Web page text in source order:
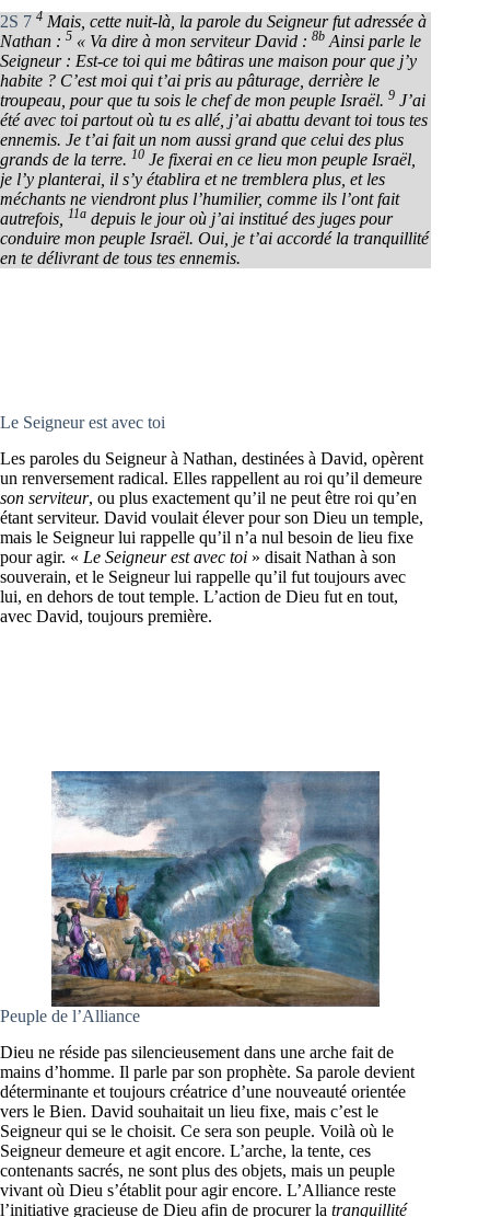
2S 7 4 Mais, cette nuit-là, la parole du Seigneur fut adressée à
Nathan : 5 « Va dire à mon serviteur David : 8b Ainsi parle le
Seigneur : Est-ce toi qui me bâtiras une maison pour que j’y
habite ? C’est moi qui t’ai pris au pâturage, derrière le
troupeau, pour que tu sois le chef de mon peuple Israël. 9 J’ai
été avec toi partout où tu es allé, j’ai abattu devant toi tous tes
ennemis. Je t’ai fait un nom aussi grand que celui des plus
grands de la terre. 10 Je fixerai en ce lieu mon peuple Israël,
je l’y planterai, il s’y établira et ne tremblera plus, et les
méchants ne viendront plus l’humilier, comme ils l’ont fait
autrefois, 11a depuis le jour où j’ai institué des juges pour
conduire mon peuple Israël. Oui, je t’ai accordé la tranquillité
en te délivrant de tous tes ennemis.
Le Seigneur est avec toi
Les paroles du Seigneur à Nathan, destinées à David, opèrent
un renversement radical. Elles rappellent au roi qu’il demeure
son serviteur, ou plus exactement qu’il ne peut être roi qu’en
étant serviteur. David voulait élever pour son Dieu un temple,
mais le Seigneur lui rappelle qu’il n’a nul besoin de lieu fixe
pour agir. « Le Seigneur est avec toi » disait Nathan à son
souverain, et le Seigneur lui rappelle qu’il fut toujours avec
lui, en dehors de tout temple. L’action de Dieu fut en tout,
avec David, toujours première.
Peuple de l’Alliance
Dieu ne réside pas silencieusement dans une arche fait de
mains d’homme. Il parle par son prophète. Sa parole devient
déterminante et toujours créatrice d’une nouveauté orientée
vers le Bien. David souhaitait un lieu fixe, mais c’est le
Seigneur qui se le choisit. Ce sera son peuple. Voilà où le
Seigneur demeure et agit encore. L’arche, la tente, ces
contenants sacrés, ne sont plus des objets, mais un peuple
vivant où Dieu s’établit pour agir encore. L’Alliance reste
l’initiative gracieuse de Dieu afin de procurer la tranquillité